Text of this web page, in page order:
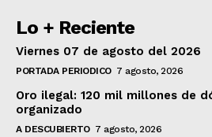
Lo + Reciente
Viernes 07 de agosto del 2026
PORTADA PERIODICO 7 agosto, 2026
Oro ilegal: 120 mil millones de
organizado
A DESCUBIERTO 7 agosto, 2026